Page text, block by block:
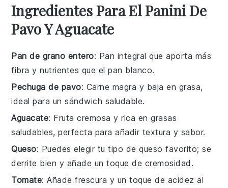
Ingredientes Para El Panini De
Pavo Y Aguacate
Pan de grano entero: Pan integral que aporta más
fibra y nutrientes que el pan blanco.
Pechuga de pavo: Carne magra y baja en grasa,
ideal para un sándwich saludable.
Aguacate: Fruta cremosa y rica en grasas
saludables, perfecta para añadir textura y sabor.
Queso: Puedes elegir tu tipo de queso favorito; se
derrite bien y añade un toque de cremosidad.
Tomate: Añade frescura y un toque de acidez al